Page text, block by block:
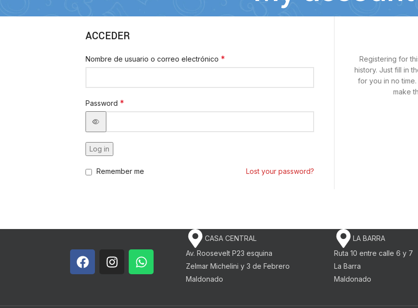
ACCEDER
Nombre de usuario o correo electrónico *
Password *
Log in
Lost your password?
Remember me
Registering for
history. Just fill in
for you in no
make
CASA CENTRAL
Av. Roosevelt P23 esquina
Zelmar Michelini y 3 de Febrero​
Maldonado
LA BARRA
Ruta 10 entre calle 6 y 7
La Barra
Maldonado